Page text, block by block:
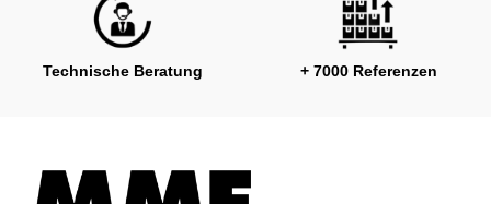
Technische Beratung + 7000 Referenzen